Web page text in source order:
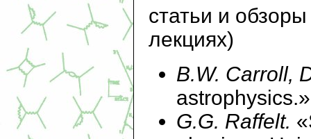
статьи и
лекциях)
B.W. Carroll,
G.G. Raffelt.